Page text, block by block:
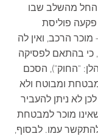
החל מהשלב שבו
פוליסת
הרכב, ואין לה
כי בהתאם לפסיקה
"החוק"), הסכם
ומבוטח ולא
לא ניתן להעביר
מוכר למבטחת
עמו. לבסוף,